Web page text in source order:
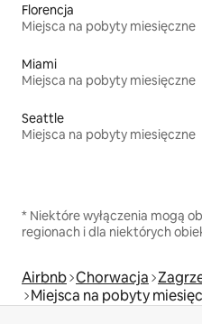
Florencja
Miejsca na pobyty miesięczne
Miami
Miejsca na pobyty miesięczne
Seattle
Miejsca na pobyty miesięczne
* Niektóre wyłączenia mogą
regionach i dla niektórych
Airbnb Chorwacja
Miejsca na pobyty